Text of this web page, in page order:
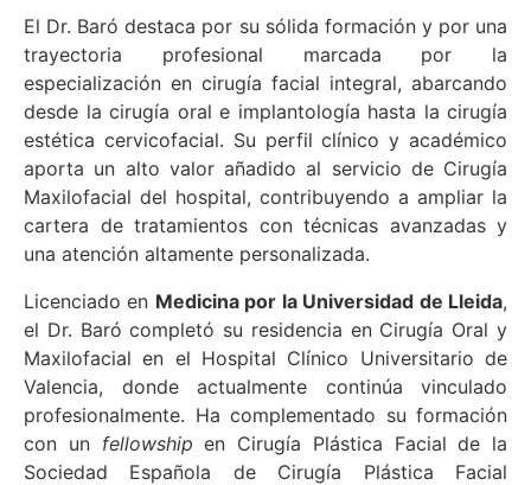
El Dr. Baró destaca por su sólida formación y por una
trayectoria profesional marcada por la
especialización en cirugía facial integral, abarcando
desde la cirugía oral e implantología hasta la cirugía
estética cervicofacial. Su perfil clínico y académico
aporta un alto valor añadido al servicio de Cirugía
Maxilofacial del hospital, contribuyendo a ampliar la
cartera de tratamientos con técnicas avanzadas y
una atención altamente personalizada.
Licenciado en Medicina por la Universidad de Lleida,
el Dr. Baró completó su residencia en Cirugía Oral y
Maxilofacial en el Hospital Clínico Universitario de
Valencia, donde actualmente continúa vinculado
profesionalmente. Ha complementado su formación
con un fellowship en Cirugía Plástica Facial de la
Sociedad Española de Cirugía Plástica Facial